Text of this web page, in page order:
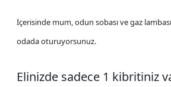
İçerisinde mum, odun sobası ve gaz
odada oturuyorsunuz.
Elinizde sadece 1 kibritiniz